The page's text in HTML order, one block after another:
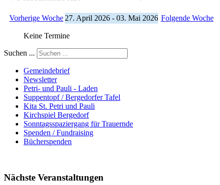
Vorherige Woche 27. April 2026 - 03. Mai 2026 Folgende Woche
Keine Termine
Suchen ...
Gemeindebrief
Newsletter
Petri- und Pauli - Laden
Suppentopf / Bergedorfer Tafel
Kita St. Petri und Pauli
Kirchspiel Bergedorf
Sonntagsspaziergang für Trauernde
Spenden / Fundraising
Bücherspenden
Nächste Veranstaltungen